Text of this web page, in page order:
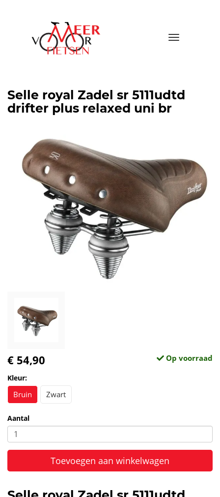
Toggle
Selle royal Zadel sr 5111udtd
drifter plus relaxed uni br
€ 54,90 Op voorraad
Kleur:
Bruin Zwart
Aantal
Toevoegen aan winkelwagen